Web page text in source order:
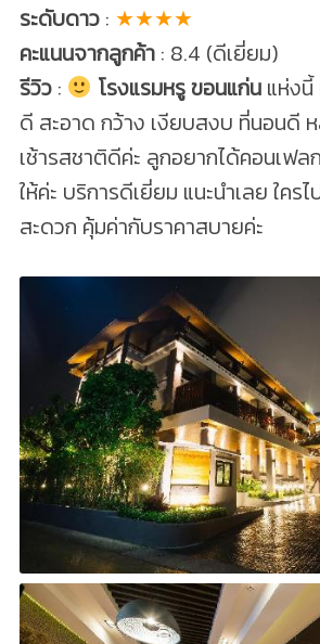
ระดับดาว: ★★★★
คะแนนจากลูกค้า: 8.4 (ดีเยี่ยม)
รีวิว: โรงแรมหรู ขอนแก่นแห่งนี้
ดี สะอาด กว้าง เงียบสงบ ที่นอนดี
เช้ารสชาติดีค่ะ ลูกอยากได้คอนเฟ
ให้ค่ะ บริการดีเยี่ยม แนะนำเลย ใค
สะดวก คุ้มค่ากับราคาสบายค่ะ